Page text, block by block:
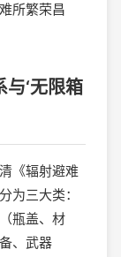
所繁荣昌
‘无限箱
《辐射避难
为三大类：
瓶盖、材
、武器